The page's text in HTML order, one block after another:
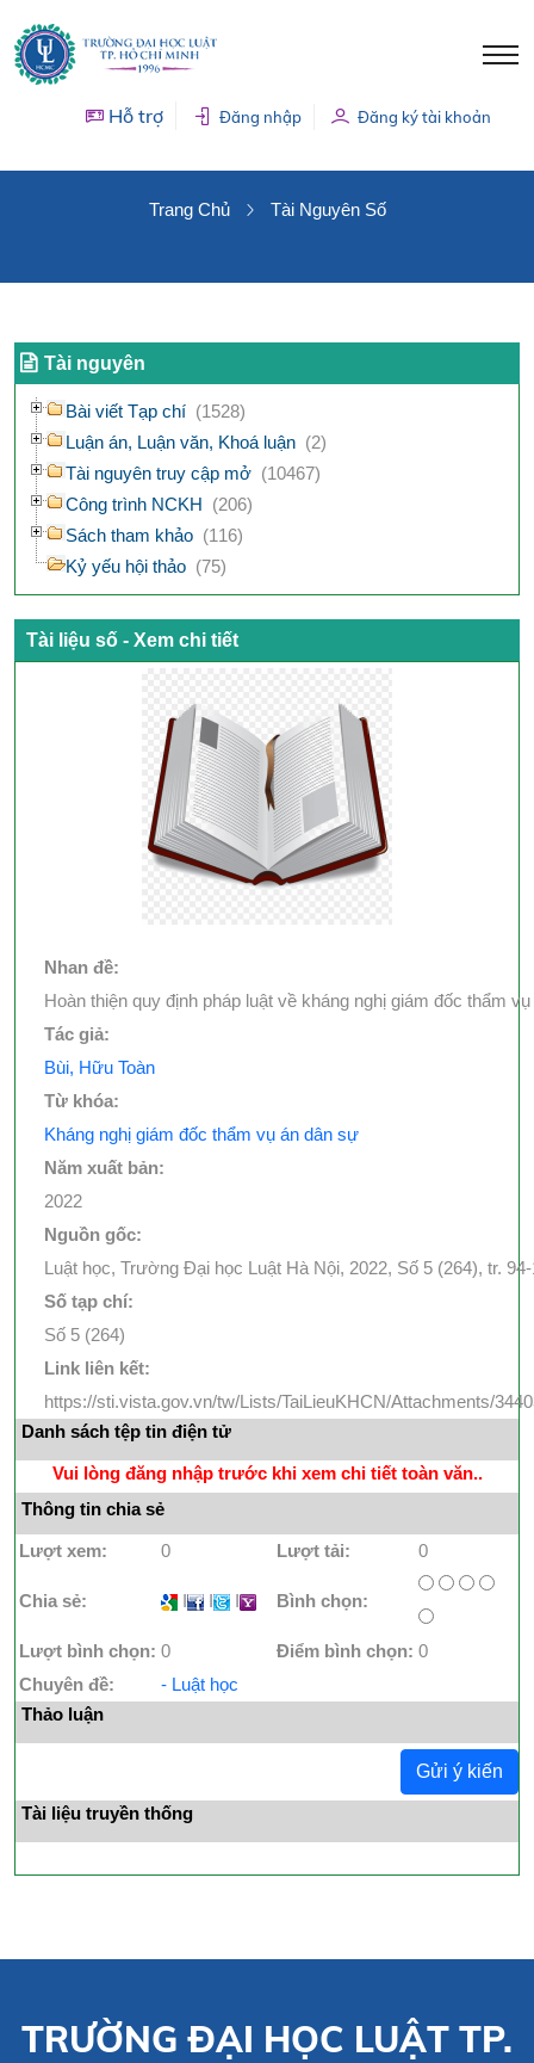
Hỗ trợ Đăng nhập Đăng ký tài khoản
Trang Chủ Tài Nguyên Số
Tài nguyên
Bài viết Tạp chí (1528)
Luận án, Luận văn, Khoá luận (2)
Tài nguyên truy cập mở (10467)
Công trình NCKH (206)
Sách tham khảo (116)
Kỷ yếu hội thảo (75)
Tài liệu số - Xem chi tiết
Nhan đề:
Hoàn thiện quy định pháp luật về kháng nghị giám đốc thẩm
Tác giả:
Bùi, Hữu Toàn
Từ khóa:
Kháng nghị giám đốc thẩm vụ án dân sự
Năm xuất bản:
2022
Nguồn gốc:
Luật học, Trường Đại học Luật Hà Nội, 2022, Số 5 (264), tr.
Số tạp chí:
Số 5 (264)
Link liên kết:
https://sti.vista.gov.vn/tw/Lists/TaiLieuKHCN/Attachments/
Danh sách tệp tin điện tử
Vui lòng đăng nhập trước khi xem chi tiết toàn văn..
Thông tin chia sẻ
Lượt xem: 0 Lượt tải: 0
Chia sẻ: I I I Bình chọn:
Lượt bình chọn: 0 Điểm bình chọn: 0
Chuyên đề:
- Luật học
Thảo luận
Gửi ý kiến
Tài liệu truyền thống
TRƯỜNG ĐẠI HỌC LUẬT TP.